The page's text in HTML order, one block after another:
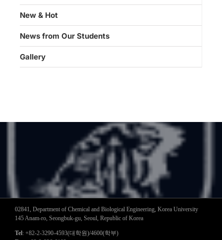
New & Hot
News from Our Students
Gallery
02841, Department of Chemical and Biological Engineering, Korea University
145 Anam-ro, Seongbuk-gu, Seoul, Republic of Korea
Tel: +82-2-3290-4593(대학원)/4600(학부)